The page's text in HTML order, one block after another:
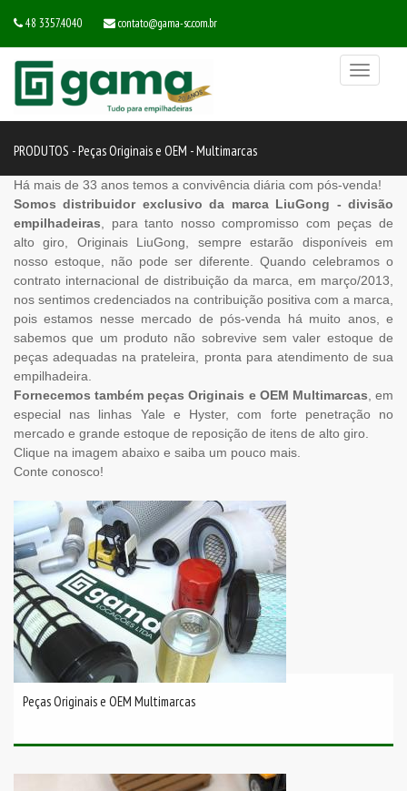
48 3357.4040 contato@gama-sc.com.br
Toggle
PRODUTOS - Peças Originais e OEM - Multimarcas
Há mais de 33 anos temos a convivência diária com pós-venda!
Somos distribuidor exclusivo da marca LiuGong - divisão
empilhadeiras , para tanto nosso compromisso com peças de
alto giro, Originais LiuGong, sempre estarão disponíveis em
nosso estoque, não pode ser diferente. Quando celebramos o
contrato internacional de distribuição da marca, em março/2013,
nos sentimos credenciados na contribuição positiva com a marca,
pois estamos nesse mercado de pós-venda há muito anos, e
sabemos que um produto não sobrevive sem valer estoque de
peças adequadas na prateleira, pronta para atendimento de sua
empilhadeira.
Fornecemos também peças Originais e OEM Multimarcas , em
especial nas linhas Yale e Hyster, com forte penetração no
mercado e grande estoque de reposição de itens de alto giro.
Clique na imagem abaixo e saiba um pouco mais.
Conte conosco!
Peças Originais e OEM Multimarcas